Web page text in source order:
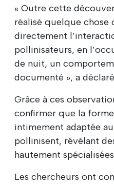
« Outre cette
réalisé quelque chose
directement
pollinisateurs, en
de nuit, un
documenté », a déclaré
Grâce à ces
confirmer que la
intimement adaptée
pollinisent, révélant
hautement spécialisées
Les chercheurs ont